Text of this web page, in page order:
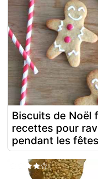
Biscuits de Noël
recettes pour
pendant les